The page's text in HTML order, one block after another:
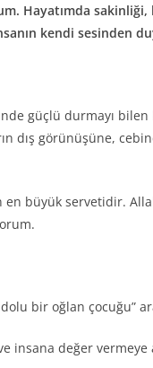
Hayatımda
kendi sesinden
güçlü durmayı bilen
dış görünüşüne,
büyük servetidir.
bir oğlan çocuğu”
insana değer